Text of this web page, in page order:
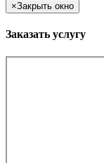
×Закрыть окно
Заказать услугу